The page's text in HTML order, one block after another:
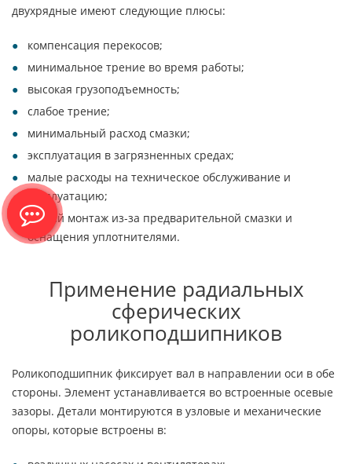
двухрядные имеют следующие плюсы:
компенсация перекосов;
минимальное трение во время работы;
высокая грузоподъемность;
слабое трение;
минимальный расход смазки;
эксплуатация в загрязненных средах;
малые расходы на техническое обслуживание и
эксплуатацию;
легкий монтаж из-за предварительной смазки и
оснащения уплотнителями.
Применение радиальных
сферических
роликоподшипников
Роликоподшипник фиксирует вал в направлении оси в обе
стороны. Элемент устанавливается во встроенные осевые
зазоры. Детали монтируются в узловые и механические
опоры, которые встроены в: